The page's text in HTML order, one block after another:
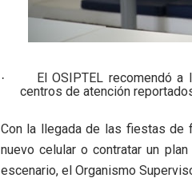
La Universidad de
OSIPTEL:
Yape habilita
Decano de
Concrevía impulsa
·
El OSIPTEL recomendó
centros de atención
Con la llegada de las fiestas de
nuevo celular o contratar un
escenario, el Organismo